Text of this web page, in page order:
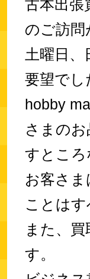
古本出張
のご訪問
土曜日
要望でし
hobby
さまの
すところ
お客さ
ことは
また、
す。